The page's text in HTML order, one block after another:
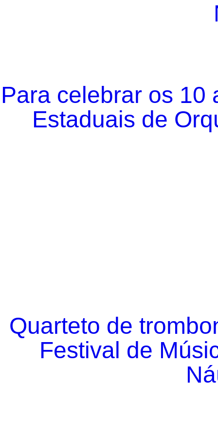
Para celebrar os 10
Estaduais de
Quarteto de
Festival de